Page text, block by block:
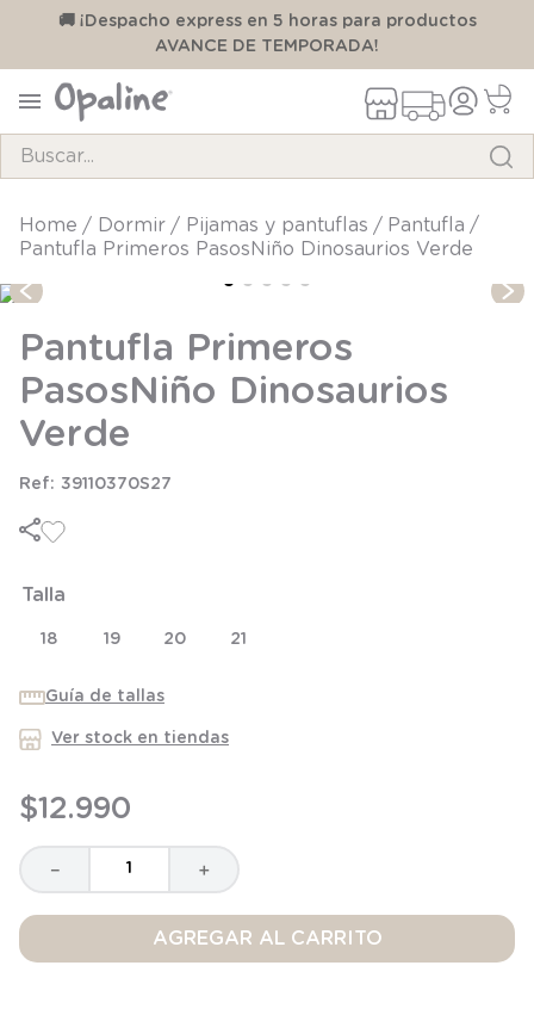
🚚 ¡Despacho express en 5 horas para productos
AVANCE DE TEMPORADA!
dormir pijamas y pantuflas
pantufla
Pantufla Primeros PasosNiño Dinosaurios Verde
Pantufla Primeros
PasosNiño Dinosaurios
Verde
39110370S27
Talla
18 19 20 21
Guía de tallas
Ver stock en tiendas
$12.990
＋
－
AGREGAR AL CARRITO
TÉRMINOS MÁS BUSCADOS
3.
zapatillas
4.
body
5.
manta
6
panty
9.
10
zapatillas niño